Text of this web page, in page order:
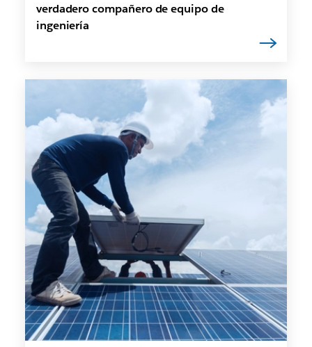
verdadero compañero de equipo de
ingeniería